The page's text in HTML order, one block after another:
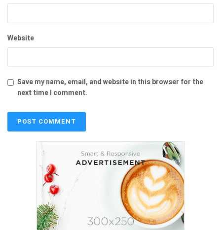
Website
Save my name, email, and website in this browser for the
next time I comment.